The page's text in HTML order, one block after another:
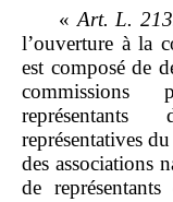
« Art. L.
l’ouverture à la
est composé de
commissions
représentants
représentatives
des associations
de